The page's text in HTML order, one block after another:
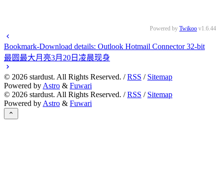
Powered by Twikoo v1.6.44
Bookmark-Download details: Outlook Hotmail Connector 32-bit
最圆最大月亮3月20日凌晨现身
© 2026 stardust. All Rights Reserved. /RSS / Sitemap
Powered by Astro & Fuwari
© 2026 stardust. All Rights Reserved. /RSS / Sitemap
Powered by Astro & Fuwari